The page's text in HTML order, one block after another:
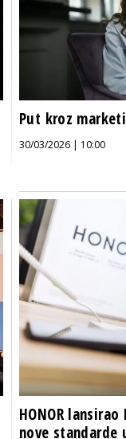
Put kroz
30/03/2026 | 10:00
HONOR
nove standarde